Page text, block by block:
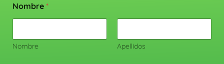
Nombre *
Nombre Apellidos